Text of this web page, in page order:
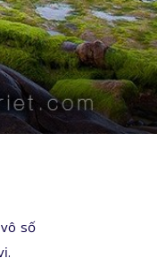
số